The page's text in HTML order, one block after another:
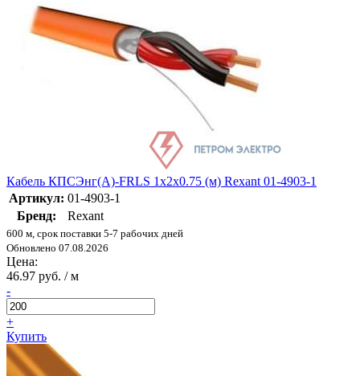
Кабель КПСЭнг(А)-FRLS 1х2х0.75 (м) Rexant 01-4903-1
Артикул: 01-4903-1
Бренд:
Rexant
600 м, срок поставки 5-7 рабочих дней
Обновлено 07.08.2026
Цена:
46.97 руб. / м
-
+
Купить